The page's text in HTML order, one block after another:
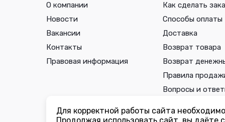
О компании
Новости
Вакансии
Контакты
Правовая информация
Как сделать
Способы оплаты
Доставка
Возврат товара
Возврат
Правила
Вопросы и
Вы принимаете условия политики в отношении обработки
соглашениякаждый раз, когда оставляете свои данные в
Для корректной работы сайта